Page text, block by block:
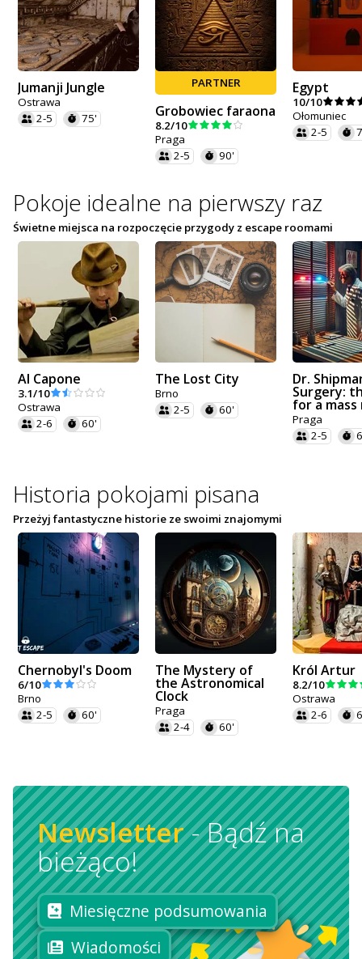
Jumanji Jungle
Ostrawa
2-5
75'
PARTNER
Grobowiec faraona
8.2/10
Praga
2-5
90'
Egypt
10/10
Ołomuniec
2-5
Pokoje idealne na pierwszy raz
Świetne miejsca na rozpoczęcie przygody z escape roomami
Al Capone
3.1/10
Ostrawa
2-6
60'
The Lost City
Brno
2-5
60'
Dr.
Surgery:
for a mass
Praga
2-5
Historia pokojami pisana
Przeżyj fantastyczne historie ze swoimi znajomymi
Chernobyl's Doom
6/10
Brno
2-5
60'
The Mystery of
the Astronomical
Clock
Praga
2-4
60'
Król Artur
8.2/10
Ostrawa
2-6
Newsletter -Bądź na
bieżąco!
Miesięczne podsumowania
Wiadomości